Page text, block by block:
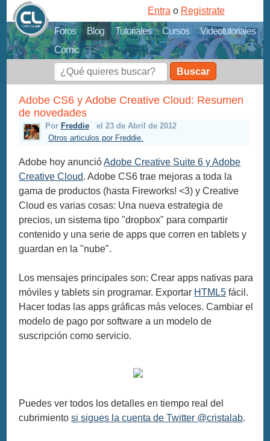
Foros Blog Tutoriales Cursos
Videotutoriales
Comic
Entra o Registrate
Buscar
Adobe CS6 y Adobe Creative Cloud: Resumen
de novedades
Por Freddie
el 23 de Abril de 2012
Otros articulos por Freddie.
Adobe hoy anuncióAdobe Creative Suite 6 y Adobe
Creative Cloud. Adobe CS6 trae mejoras a toda la
gama de productos (hasta Fireworks! <3) y Creative
Cloud es varias cosas: Una nueva estrategia de
precios, un sistema tipo "dropbox" para compartir
contenido y una serie de apps que corren en tablets y
guardan en la "nube".
Los mensajes principales son: Crear apps nativas para
móviles y tablets sin programar. Exportar HTML5 fácil.
Hacer todas las apps gráficas más veloces. Cambiar el
modelo de pago por software a un modelo de
suscripción como servicio.
Puedes ver todos los detalles en tiempo real del
cubrimientosi sigues la cuenta de Twitter @cristalab.